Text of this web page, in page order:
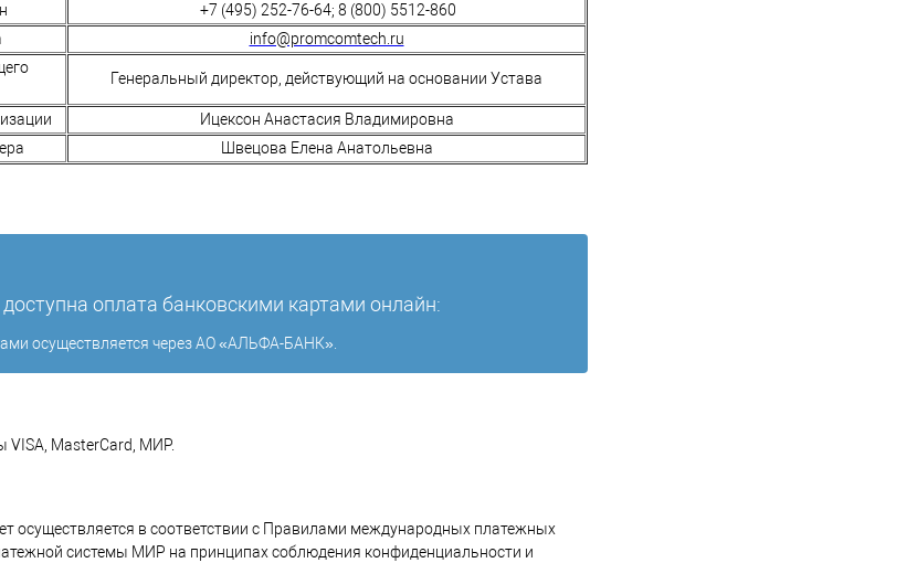
+7 (495) 252-76-64; 8 (800) 5512-860
info@promcomtech.ru
Генеральный директор, действующий на основании Устава
Ицексон Анастасия Владимировна
Швецова Елена Анатольевна
оплата банковскими картами онлайн:
осуществляется через АО «АЛЬФА-БАНК».
VISA, MasterCard, МИР.
осуществляется в соответствии с Правилами международных платежных
системы МИР на принципах соблюдения конфиденциальности и